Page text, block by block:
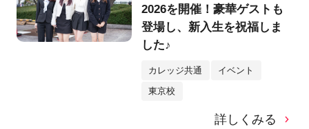
2026を開催！豪華ゲストも
登場し、新入生を祝福しま
した♪
カレッジ共通 イベント
東京校
詳しくみる